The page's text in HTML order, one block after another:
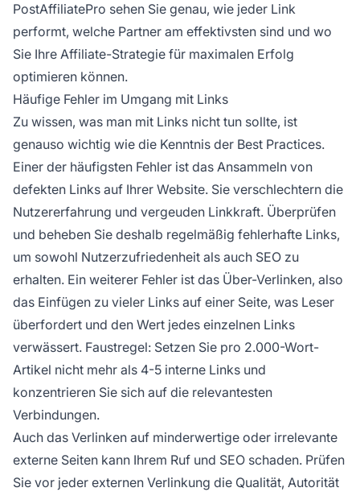
PostAffiliatePro sehen Sie genau, wie jeder Link
performt, welche Partner am effektivsten sind und wo
Sie Ihre Affiliate-Strategie für maximalen Erfolg
optimieren können.
Häufige Fehler im Umgang mit Links
Zu wissen, was man mit Links nicht tun sollte, ist
genauso wichtig wie die Kenntnis der Best Practices.
Einer der häufigsten Fehler ist das Ansammeln von
defekten Links auf Ihrer Website. Sie verschlechtern die
Nutzererfahrung und vergeuden Linkkraft. Überprüfen
und beheben Sie deshalb regelmäßig fehlerhafte Links,
um sowohl Nutzerzufriedenheit als auch SEO zu
erhalten. Ein weiterer Fehler ist das Über-Verlinken, also
das Einfügen zu vieler Links auf einer Seite, was Leser
überfordert und den Wert jedes einzelnen Links
verwässert. Faustregel: Setzen Sie pro 2.000-Wort-
Artikel nicht mehr als 4-5 interne Links und
konzentrieren Sie sich auf die relevantesten
Verbindungen.
Auch das Verlinken auf minderwertige oder irrelevante
externe Seiten kann Ihrem Ruf und SEO schaden. Prüfen
Sie vor jeder externen Verlinkung die Qualität, Autorität